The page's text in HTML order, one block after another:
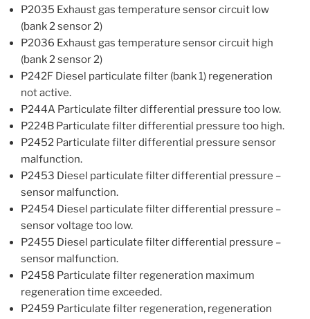
P2035 Exhaust gas temperature sensor circuit low
(bank 2 sensor 2)
P2036 Exhaust gas temperature sensor circuit high
(bank 2 sensor 2)
P242F Diesel particulate filter (bank 1) regeneration
not active.
P244A Particulate filter differential pressure too low.
P224B Particulate filter differential pressure too high.
P2452 Particulate filter differential pressure sensor
malfunction.
P2453 Diesel particulate filter differential pressure –
sensor malfunction.
P2454 Diesel particulate filter differential pressure –
sensor voltage too low.
P2455 Diesel particulate filter differential pressure –
sensor malfunction.
P2458 Particulate filter regeneration maximum
regeneration time exceeded.
P2459 Particulate filter regeneration, regeneration